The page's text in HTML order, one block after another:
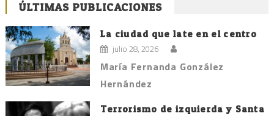
ÚLTIMAS PUBLICACIONES
La ciudad que late en el centro
julio 28, 2026
María Fernanda González
Hernández
Terrorismo de izquierda y Santa